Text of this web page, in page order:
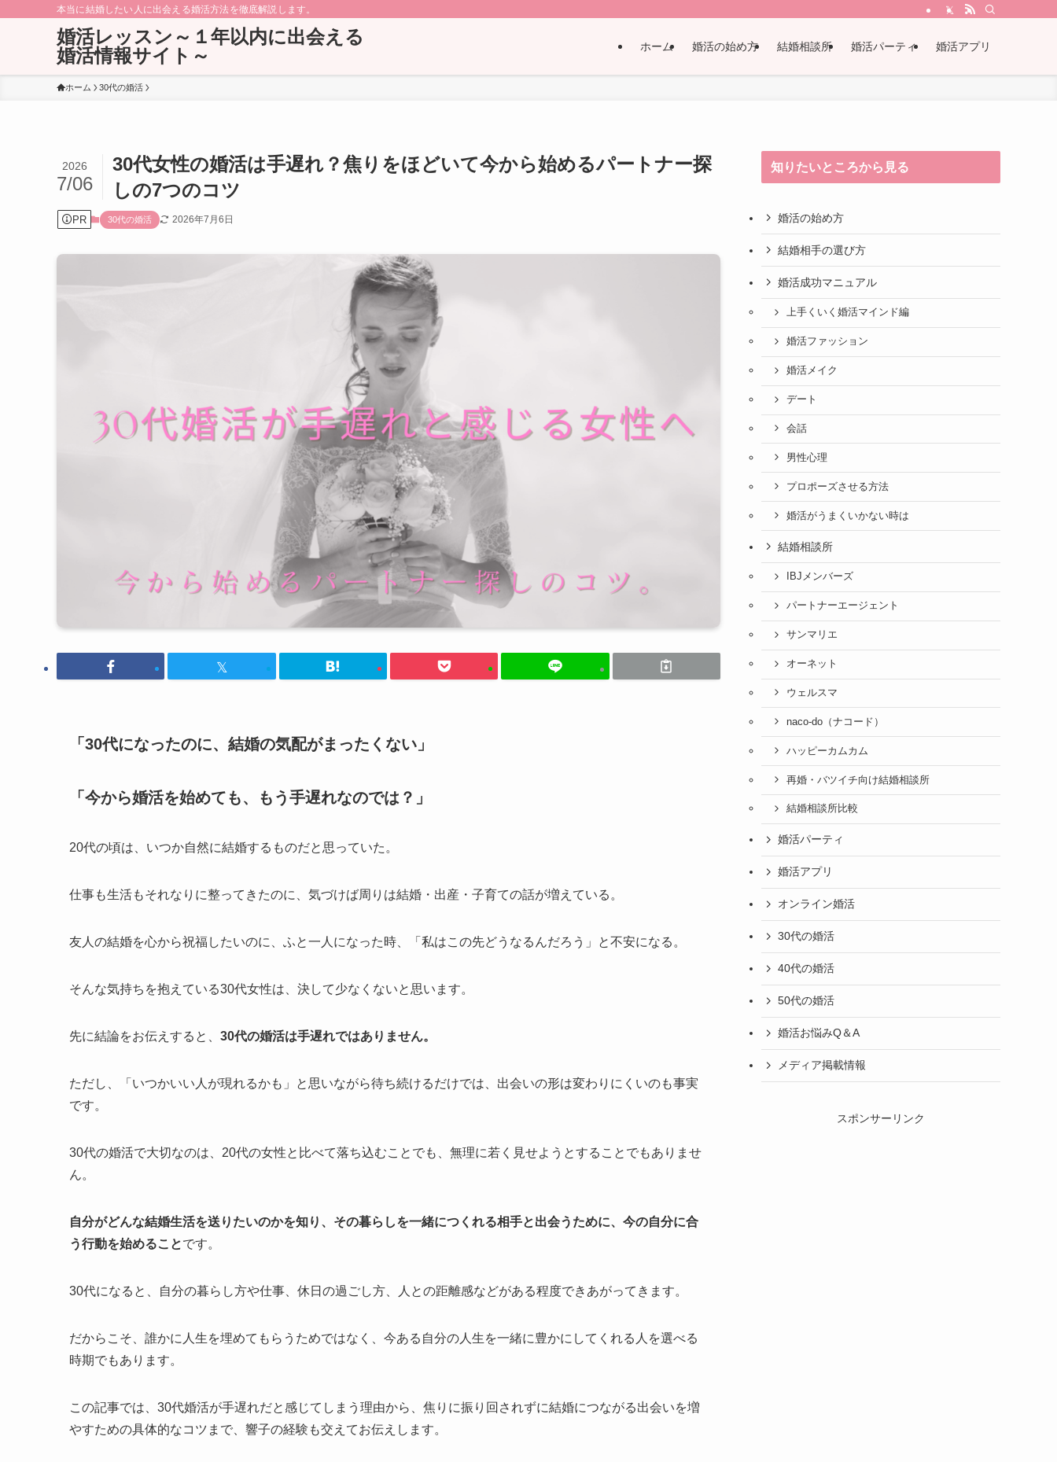
本当に結婚したい人に出会える婚活方法を徹底解説します。
婚活レッスン～１年以内に出会える
婚活情報サイト～
ホーム 婚活の始め方 結婚相談所 婚活パーティ 婚活アプリ
ホーム 30代の婚活
30代女性の婚活は手遅れ？焦りをほどいて今から始めるパートナー探
しの7つのコツ
2026
7/06
PR 30代の婚活 2026年7月6日
「30代になったのに、結婚の気配がまったくない」
「今から婚活を始めても、もう手遅れなのでは？」
20代の頃は、いつか自然に結婚するものだと思っていた。
仕事も生活もそれなりに整ってきたのに、気づけば周りは結婚・出産・子育ての話が増えている。
友人の結婚を心から祝福したいのに、ふと一人になった時、「私はこの先どうなるんだろう」と不安になる。
そんな気持ちを抱えている30代女性は、決して少なくないと思います。
先に結論をお伝えすると、 30代の婚活は手遅れではありません。
ただし、「いつかいい人が現れるかも」と思いながら待ち続けるだけでは、出会いの形は変わりにくいのも事実
です。
30代の婚活で大切なのは、20代の女性と比べて落ち込むことでも、無理に若く見せようとすることでもありませ
ん。
自分がどんな結婚生活を送りたいのかを知り、その暮らしを一緒につくれる相手と出会うために、今の自分に合
う行動を始めることです。
30代になると、自分の暮らし方や仕事、休日の過ごし方、人との距離感などがある程度できあがってきます。
だからこそ、誰かに人生を埋めてもらうためではなく、今ある自分の人生を一緒に豊かにしてくれる人を選べる
時期でもあります。
この記事では、30代婚活が手遅れだと感じてしまう理由から、焦りに振り回されずに結婚につながる出会いを増
やすための具体的なコツまで、響子の経験も交えてお伝えします。
知りたいところから見る
婚活の始め方
結婚相手の選び方
婚活成功マニュアル
上手くいく婚活マインド編
婚活ファッション
婚活メイク
デート
会話
男性心理
プロポーズさせる方法
婚活がうまくいかない時は
結婚相談所
IBJメンバーズ
パートナーエージェント
サンマリエ
オーネット
ウェルスマ
naco-do（ナコード）
ハッピーカムカム
再婚・バツイチ向け結婚相談所
結婚相談所比較
婚活パーティ
婚活アプリ
オンライン婚活
30代の婚活
40代の婚活
50代の婚活
婚活お悩みQ＆A
メディア掲載情報
スポンサーリンク